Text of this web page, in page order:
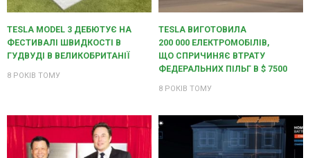
TESLA MODEL 3 ДЕБЮТУЄ НА
ФЕСТИВАЛІ ШВИДКОСТІ В
ГУДВУДІ В ВЕЛИКОБРИТАНІЇ
8 РОКІВ ТОМУ
TESLA ВИГОТОВИЛА
200 000 ЕЛЕКТРОМОБІЛІВ,
ЩО СПРИЧИНЯЄ ВТРАТУ
ФЕДЕРАЛЬНИХ ПІЛЬГ В $ 7500
8 РОКІВ ТОМУ